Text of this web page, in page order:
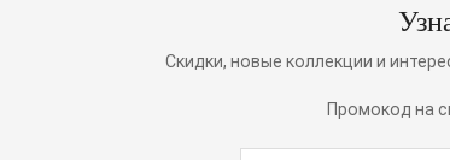
Скидки, новые коллекции и
Промокод на